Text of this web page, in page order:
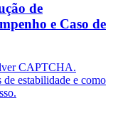
de
e Caso de
CAPTCHA.
de estabilidade e como